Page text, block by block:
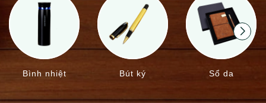
Bình nhiệt Bút ký Sổ da